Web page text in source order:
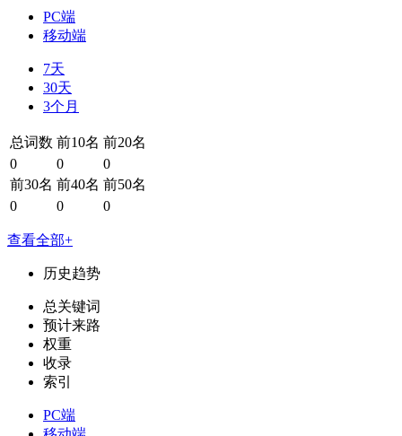
PC端
移动端
7天
30天
3个月
总词数 前10名 前20名
0
0
0
前30名 前40名 前50名
0
0 0
查看全部+
历史趋势
总关键词
预计来路
权重
收录
索引
PC端